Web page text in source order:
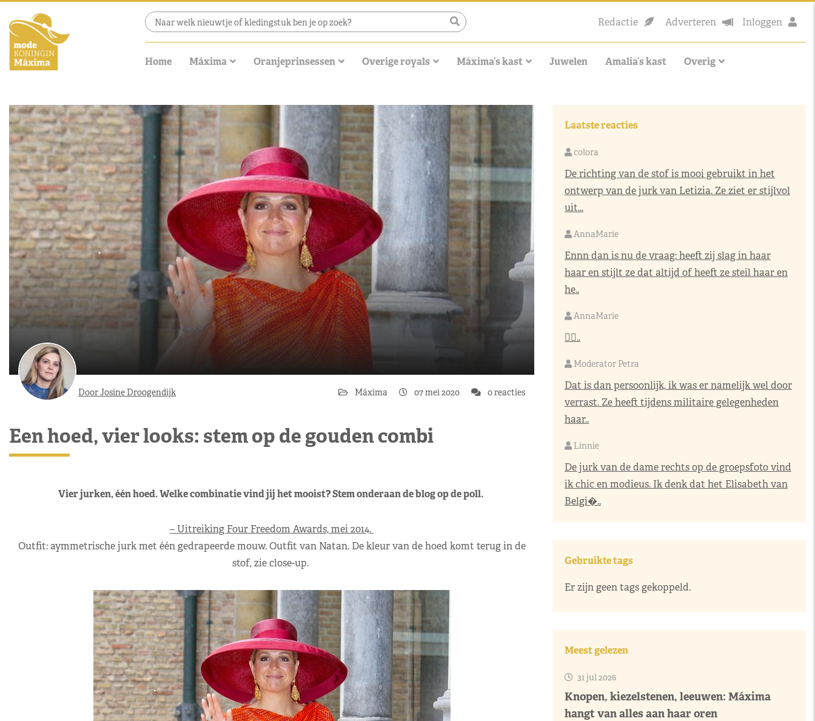
Redactie Adverteren Inloggen
Home Máxima Oranjeprinsessen Overige royals Máxima’s kast Juwelen Amalia’s kast Overig
Door Josine Droogendijk Máxima 07 mei 2020 0 reacties
Een hoed, vier looks: stem op de gouden combi
Vier jurken, één hoed. Welke combinatie vind jij het mooist? Stem onderaan de blog op de poll.
– Uitreiking Four Freedom Awards, mei 2014.
Outfit: aymmetrische jurk met één gedrapeerde mouw. Outfit van Natan. De kleur van de hoed komt terug in de
stof, zie close-up.
Laatste reacties
colora
De richting van de stof is mooi gebruikt in het
ontwerp van de jurk van Letizia. Ze ziet er stijlvol
uit...
AnnaMarie
Ennn dan is nu de vraag: heeft zij slag in haar
haar en stijlt ze dat altijd of heeft ze steil haar en
he..
AnnaMarie
👌🏼..
Moderator Petra
Dat is dan persoonlijk, ik was er namelijk wel door
verrast. Ze heeft tijdens militaire gelegenheden
haar..
Linnie
De jurk van de dame rechts op de groepsfoto vind
ik chic en modieus. Ik denk dat het Elisabeth van
Belgi�..
Gebruikte tags
Er zijn geen tags gekoppeld.
Meest gelezen
31 jul 2026
Knopen, kiezelstenen, leeuwen: Máxima
hangt van alles aan haar oren